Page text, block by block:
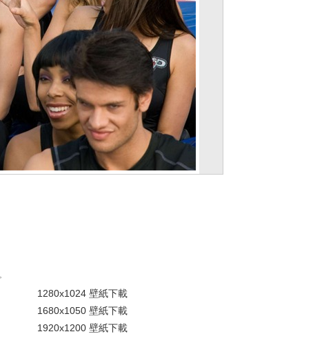
1280x1024 壁紙下載
1680x1050 壁紙下載
1920x1200 壁紙下載